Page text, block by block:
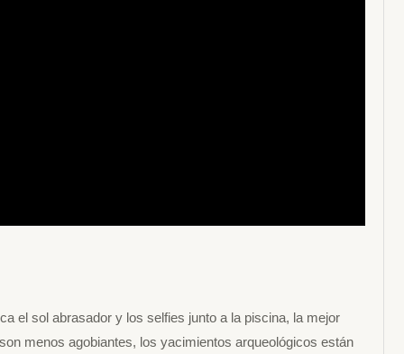
el sol abrasador y los selfies junto a la piscina, la mejor
menos agobiantes, los yacimientos arqueológicos están